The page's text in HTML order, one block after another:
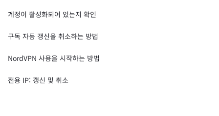
계정이 활성화되어 있는지 확인
구독 자동 갱신을 취소하는 방법
NordVPN 사용을 시작하는 방법
전용 IP: 갱신 및 취소